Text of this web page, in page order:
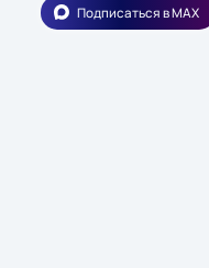
Подписаться в MAX